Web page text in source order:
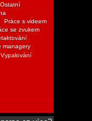
Ostatní
Práce s videem
se zvukem
managery
Vypalování